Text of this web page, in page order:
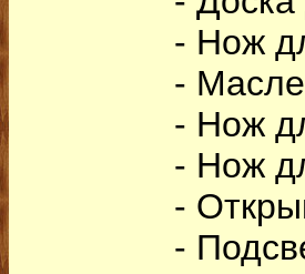
- Нож
-
- Нож
- Нож
-
-